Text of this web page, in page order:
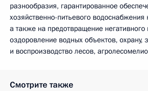
разнообразия, гарантированное
хозяйственно-питьевого водоснабжения
а также на предотвращение негативного
оздоровление водных объектов, охрану,
и воспроизводство лесов,
Смотрите также